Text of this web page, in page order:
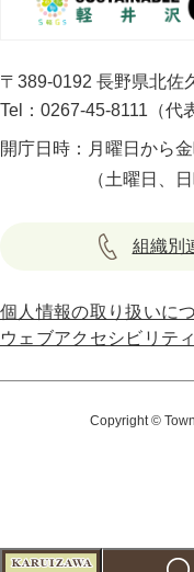
〒389-0192 長野県北佐
Tel：0267-45-8111（代
開庁日時： 月曜日から
（土曜日、
組織別
個人情報の取り扱いに
ウェブアクセシビリテ
Copyright ©